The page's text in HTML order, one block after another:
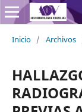
Inicio / Archivos